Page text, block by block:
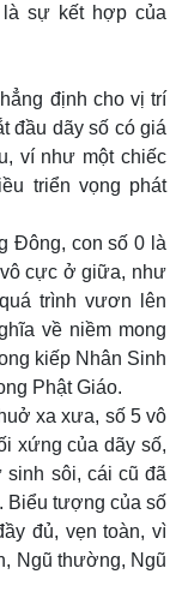
sự kết hợp của
định cho vị trí
đầu dãy số có giá
ví như một chiếc
triển vọng phát
Đông, con số 0 là
cực ở giữa, như
trình vươn lên
về niềm mong
kiếp Nhân Sinh
Phật Giáo.
xa xưa, số 5 vô
xứng của dãy số,
sôi, cái cũ đã
Biểu tượng của số
đủ, vẹn toàn, vì
Ngũ thường, Ngũ